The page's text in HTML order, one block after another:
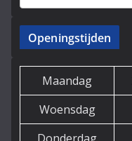
Openingstijden
Maandag
Woensdag